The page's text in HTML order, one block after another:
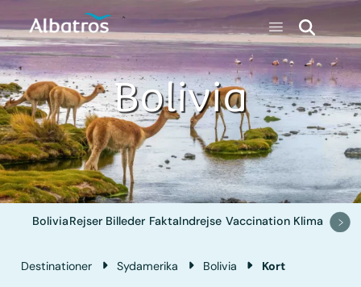
Bolivia
BoliviaRejser Billeder FaktaIndrejse Vaccination Klima
Destinationer Sydamerika Bolivia Kort